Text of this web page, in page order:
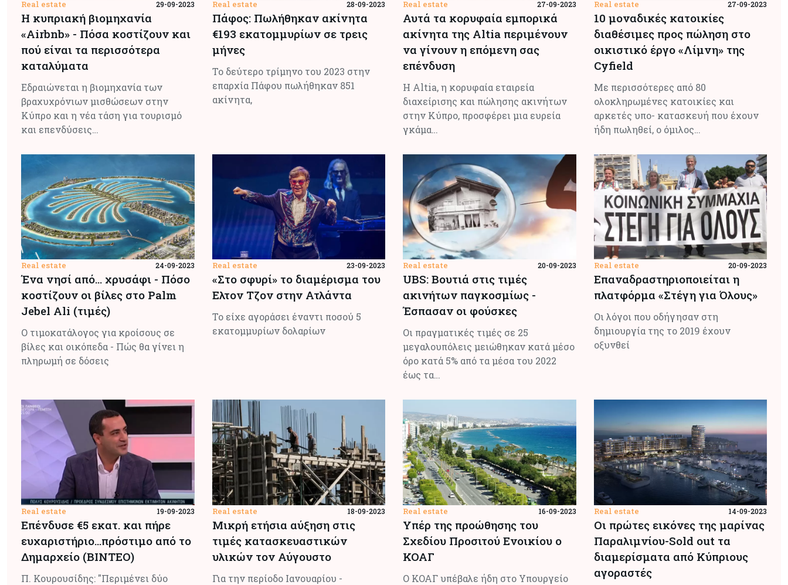
Real estate 29-09-2023
Η κυπριακή βιομηχανία
«Airbnb» - Πόσα κοστίζουν και
πού είναι τα περισσότερα
καταλύματα
Εδραιώνεται η βιομηχανία των
βραχυχρόνιων μισθώσεων στην
Κύπρο και η νέα τάση για τουρισμό
και επενδύσεις…
Real estate 28-09-2023
Πάφος: Πωλήθηκαν ακίνητα
€193 εκατομμυρίων σε τρεις
μήνες
Το δεύτερο τρίμηνο του 2023 στην
επαρχία Πάφου πωλήθηκαν 851
ακίνητα,
Real estate 27-09-2023
Αυτά τα κορυφαία εμπορικά
ακίνητα της Altia περιμένουν
να γίνουν η επόμενη σας
επένδυση
Η Altia, η κορυφαία εταιρεία
διαχείρισης και πώλησης ακινήτων
στην Κύπρο, προσφέρει μια ευρεία
γκάμα…
Real estate 27-09-2023
10 μοναδικές κατοικίες
διαθέσιμες προς πώληση στο
οικιστικό έργο «Λίμνη» της
Cyfield
Mε περισσότερες από 80
ολοκληρωμένες κατοικίες και
αρκετές υπο- κατασκευή που έχoυν
ήδη πωληθεί, ο όμιλος…
Real estate 24-09-2023
Ένα νησί από... χρυσάφι - Πόσο
κοστίζουν οι βίλες στο Palm
Jebel Ali (τιμές)
Ο τιμοκατάλογος για κροίσους σε
βίλες και οικόπεδα - Πώς θα γίνει η
πληρωμή σε δόσεις
Real estate 23-09-2023
«Στο σφυρί» το διαμέρισμα του
Ελτον Τζον στην Ατλάντα
Το είχε αγοράσει έναντι ποσού 5
εκατομμυρίων δολαρίων
Real estate 20-09-2023
UBS: Βουτιά στις τιμές
ακινήτων παγκοσμίως -
Έσπασαν οι φούσκες
Οι πραγματικές τιμές σε 25
μεγαλουπόλεις μειώθηκαν κατά μέσο
όρο κατά 5% από τα μέσα του 2022
έως τα…
Real estate 20-09-2023
Επαναδραστηριοποιείται η
πλατφόρμα «Στέγη για Όλους»
Οι λόγοι που οδήγησαν στη
δημιουργία της το 2019 έχουν
οξυνθεί
Real estate 19-09-2023
Επένδυσε €5 εκατ. και πήρε
ευχαριστήριο...πρόστιμο από το
Δημαρχείο (ΒΙΝΤΕΟ)
Π. Κουρουσίδης: "Περιμένει δύο
Real estate 18-09-2023
Μικρή ετήσια αύξηση στις
τιμές κατασκευαστικών
υλικών τον Αύγουστο
Για την περίοδο Ιανουαρίου -
Real estate 16-09-2023
Υπέρ της προώθησης του
Σχεδίου Προσιτού Ενοικίου ο
ΚΟΑΓ
Ο ΚΟΑΓ υπέβαλε ήδη στο Υπουργείο
Real estate 14-09-2023
Οι πρώτες εικόνες της μαρίνας
Παραλιμνίου-Sold out τα
διαμερίσματα από Κύπριους
αγοραστές